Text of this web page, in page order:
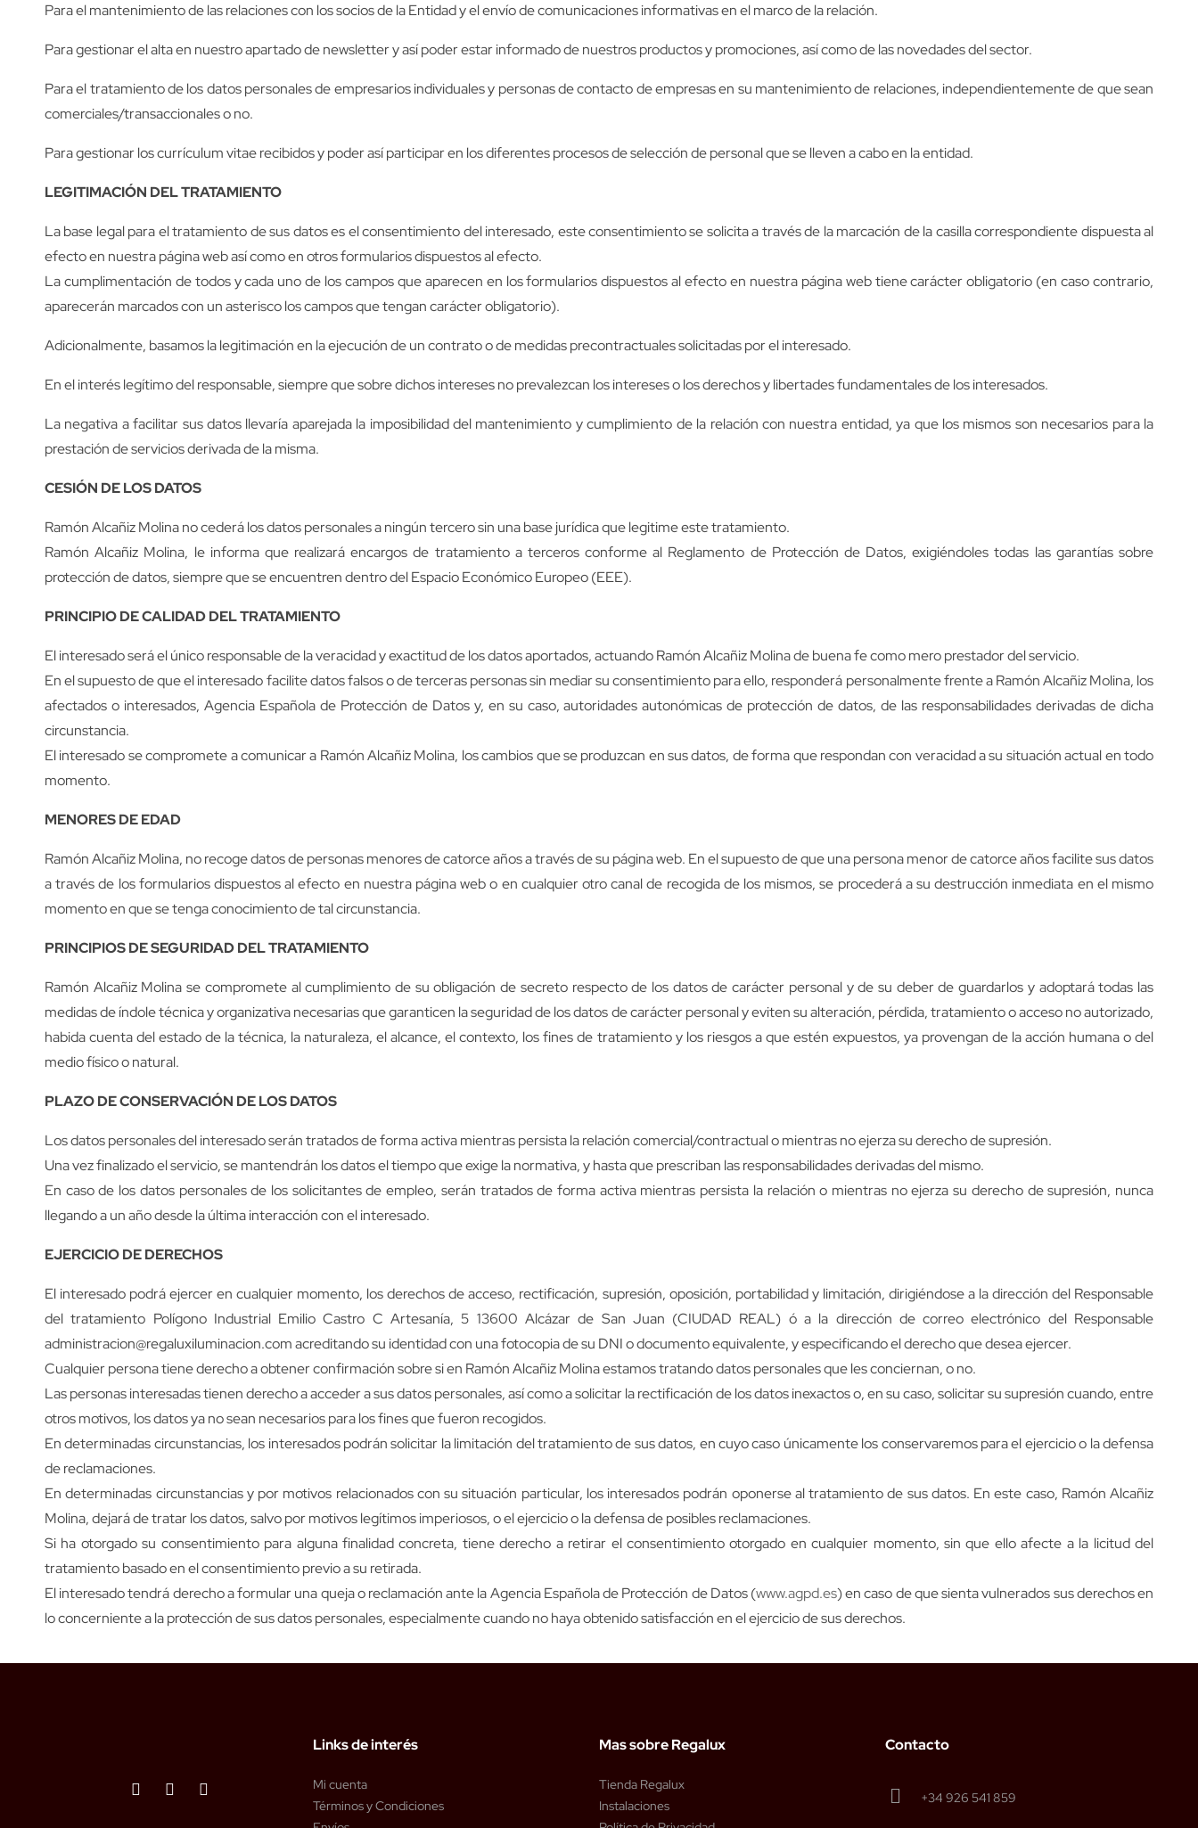
Para el mantenimiento de las relaciones con los socios de la Entidad y el envío de comunicaciones informativas en el marco de la relación.
Para gestionar el alta en nuestro apartado de newsletter y así poder estar informado de nuestros productos y promociones, así como de las novedades del sector.
Para el tratamiento de los datos personales de empresarios individuales y personas de contacto de empresas en su mantenimiento de relaciones, independientemente de que sean
comerciales/transaccionales o no.
Para gestionar los currículum vitae recibidos y poder así participar en los diferentes procesos de selección de personal que se lleven a cabo en la entidad.
LEGITIMACIÓN DEL TRATAMIENTO
La base legal para el tratamiento de sus datos es el consentimiento del interesado, este consentimiento se solicita a través de la marcación de la casilla correspondiente dispuesta al
efecto en nuestra página web así como en otros formularios dispuestos al efecto.
La cumplimentación de todos y cada uno de los campos que aparecen en los formularios dispuestos al efecto en nuestra página web tiene carácter obligatorio (en caso contrario,
aparecerán marcados con un asterisco los campos que tengan carácter obligatorio).
Adicionalmente, basamos la legitimación en la ejecución de un contrato o de medidas precontractuales solicitadas por el interesado.
En el interés legítimo del responsable, siempre que sobre dichos intereses no prevalezcan los intereses o los derechos y libertades fundamentales de los interesados.
La negativa a facilitar sus datos llevaría aparejada la imposibilidad del mantenimiento y cumplimiento de la relación con nuestra entidad, ya que los mismos son necesarios para la
prestación de servicios derivada de la misma.
CESIÓN DE LOS DATOS
Ramón Alcañiz Molina no cederá los datos personales a ningún tercero sin una base jurídica que legitime este tratamiento.
Ramón Alcañiz Molina, le informa que realizará encargos de tratamiento a terceros conforme al Reglamento de Protección de Datos, exigiéndoles todas las garantías sobre
protección de datos, siempre que se encuentren dentro del Espacio Económico Europeo (EEE).
PRINCIPIO DE CALIDAD DEL TRATAMIENTO
El interesado será el único responsable de la veracidad y exactitud de los datos aportados, actuando Ramón Alcañiz Molina de buena fe como mero prestador del servicio.
En el supuesto de que el interesado facilite datos falsos o de terceras personas sin mediar su consentimiento para ello, responderá personalmente frente a Ramón Alcañiz Molina, los
afectados o interesados, Agencia Española de Protección de Datos y, en su caso, autoridades autonómicas de protección de datos, de las responsabilidades derivadas de dicha
circunstancia.
El interesado se compromete a comunicar a Ramón Alcañiz Molina, los cambios que se produzcan en sus datos, de forma que respondan con veracidad a su situación actual en todo
momento.
MENORES DE EDAD
Ramón Alcañiz Molina, no recoge datos de personas menores de catorce años a través de su página web. En el supuesto de que una persona menor de catorce años facilite sus datos
a través de los formularios dispuestos al efecto en nuestra página web o en cualquier otro canal de recogida de los mismos, se procederá a su destrucción inmediata en el mismo
momento en que se tenga conocimiento de tal circunstancia.
PRINCIPIOS DE SEGURIDAD DEL TRATAMIENTO
Ramón Alcañiz Molina se compromete al cumplimiento de su obligación de secreto respecto de los datos de carácter personal y de su deber de guardarlos y adoptará todas las
medidas de índole técnica y organizativa necesarias que garanticen la seguridad de los datos de carácter personal y eviten su alteración, pérdida, tratamiento o acceso no autorizado,
habida cuenta del estado de la técnica, la naturaleza, el alcance, el contexto, los fines de tratamiento y los riesgos a que estén expuestos, ya provengan de la acción humana o del
medio físico o natural.
PLAZO DE CONSERVACIÓN DE LOS DATOS
Los datos personales del interesado serán tratados de forma activa mientras persista la relación comercial/contractual o mientras no ejerza su derecho de supresión.
Una vez finalizado el servicio, se mantendrán los datos el tiempo que exige la normativa, y hasta que prescriban las responsabilidades derivadas del mismo.
En caso de los datos personales de los solicitantes de empleo, serán tratados de forma activa mientras persista la relación o mientras no ejerza su derecho de supresión, nunca
llegando a un año desde la última interacción con el interesado.
EJERCICIO DE DERECHOS
El interesado podrá ejercer en cualquier momento, los derechos de acceso, rectificación, supresión, oposición, portabilidad y limitación, dirigiéndose a la dirección del Responsable
del tratamiento Polígono Industrial Emilio Castro C Artesanía, 5 13600 Alcázar de San Juan (CIUDAD REAL) ó a la dirección de correo electrónico del Responsable
administracion@regaluxiluminacion.com acreditando su identidad con una fotocopia de su DNI o documento equivalente, y especificando el derecho que desea ejercer.
Cualquier persona tiene derecho a obtener confirmación sobre si en Ramón Alcañiz Molina estamos tratando datos personales que les conciernan, o no.
Las personas interesadas tienen derecho a acceder a sus datos personales, así como a solicitar la rectificación de los datos inexactos o, en su caso, solicitar su supresión cuando, entre
otros motivos, los datos ya no sean necesarios para los fines que fueron recogidos.
En determinadas circunstancias, los interesados podrán solicitar la limitación del tratamiento de sus datos, en cuyo caso únicamente los conservaremos para el ejercicio o la defensa
de reclamaciones.
En determinadas circunstancias y por motivos relacionados con su situación particular, los interesados podrán oponerse al tratamiento de sus datos. En este caso, Ramón Alcañiz
Molina, dejará de tratar los datos, salvo por motivos legítimos imperiosos, o el ejercicio o la defensa de posibles reclamaciones.
Si ha otorgado su consentimiento para alguna finalidad concreta, tiene derecho a retirar el consentimiento otorgado en cualquier momento, sin que ello afecte a la licitud del
tratamiento basado en el consentimiento previo a su retirada.
El interesado tendrá derecho a formular una queja o reclamación ante la Agencia Española de Protección de Datos (www.agpd.es) en caso de que sienta vulnerados sus derechos en
lo concerniente a la protección de sus datos personales, especialmente cuando no haya obtenido satisfacción en el ejercicio de sus derechos.
Links de interés
Mi cuenta
Términos y Condiciones
Mas sobre Regalux
Tienda Regalux
Instalaciones
Contacto
+34 926 541 859